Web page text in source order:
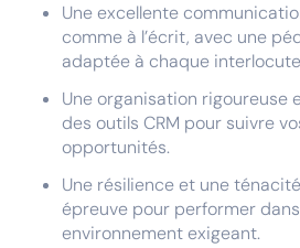
Une excellente
comme à l’écrit, avec une
adaptée à chaque
Une organisation rigoureuse
des outils CRM pour suivre
opportunités.
Une résilience et une
épreuve pour performer
environnement exigeant.